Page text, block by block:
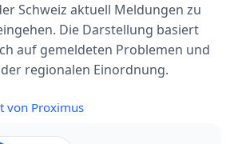
Schweiz aktuell Meldungen zu
Die Darstellung basiert
auf gemeldeten Problemen und
regionalen Einordnung.
von Proximus